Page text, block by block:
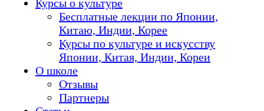
Курсы о культуре
Бесплатные лекции по Японии,
Китаю, Индии, Корее
Курсы по культуре и искусству
Японии, Китая, Индии, Кореи
О школе
Отзывы
Партнеры